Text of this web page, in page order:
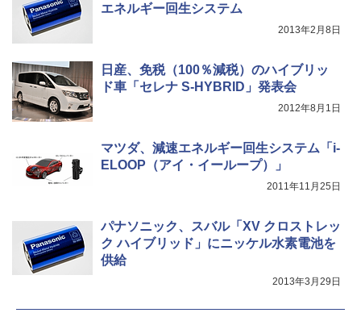
エネルギー回生システム
2013年2月8日
日産、免税（100％減税）のハイブリッ
ド車「セレナ S-HYBRID」発表会
2012年8月1日
マツダ、減速エネルギー回生システム「i-
ELOOP（アイ・イーループ）」
2011年11月25日
パナソニック、スバル「XV クロストレッ
ク ハイブリッド」にニッケル水素電池を
供給
2013年3月29日